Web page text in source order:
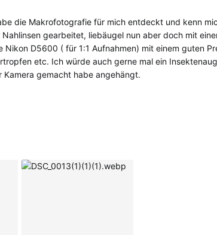
die Makrofotografie für mich entdeckt und kenn
gearbeitet, liebäugel nun aber doch mit
D5600 ( für 1:1 Aufnahmen) mit einem guten
etc. Ich würde auch gerne mal ein
Kamera gemacht habe angehängt.